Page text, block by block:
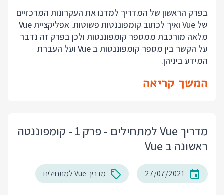
בפרק הראשון של המדריך למדנו את העקרונות המרכזיים
של Vue ואיך לכתוב קומפוננטות פשוטות. אפליקציית Vue
מלאה מורכבת ממספר קומפוננטות ולכן בפרק זה נדבר
על הקשר בין מספר קומפוננטות ב Vue ועל העברת
המידע ביניהן.
המשך קריאה
מדריך Vue למתחילים - פרק 1 - קומפוננטה
ראשונה ב Vue
27/07/2021 מדריך Vue למתחילים